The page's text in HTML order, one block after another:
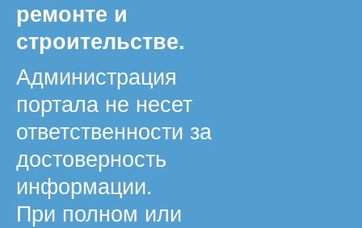
ремонте и
строительстве.
Администрация
портала не несет
ответственности за
достоверность
информации.
При полном или